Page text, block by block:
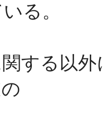
る。
する以